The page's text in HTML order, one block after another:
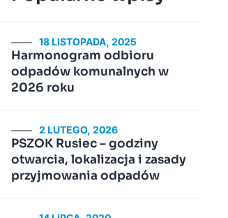
18 LISTOPADA, 2025
Harmonogram odbioru
odpadów komunalnych w
2026 roku
2 LUTEGO, 2026
PSZOK Rusiec – godziny
otwarcia, lokalizacja i zasady
przyjmowania odpadów